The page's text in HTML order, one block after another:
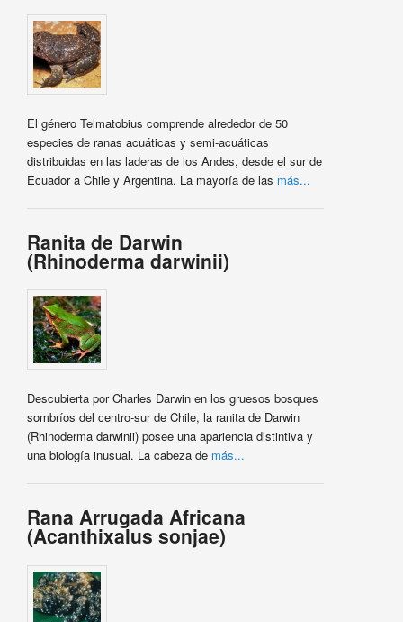
El género Telmatobius comprende alrededor de 50
especies de ranas acuáticas y semi-acuáticas
distribuidas en las laderas de los Andes, desde el sur de
Ecuador a Chile y Argentina. La mayoría de las más...
Ranita de Darwin
(Rhinoderma darwinii)
Descubierta por Charles Darwin en los gruesos bosques
sombríos del centro-sur de Chile, la ranita de Darwin
(Rhinoderma darwinii) posee una apariencia distintiva y
una biología inusual. La cabeza de más...
Rana Arrugada Africana
(Acanthixalus sonjae)